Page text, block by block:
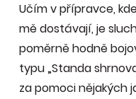
Učím v přípravce,
mě dostávají, je
poměrně hodně
typu „Standa
za pomoci nějakých